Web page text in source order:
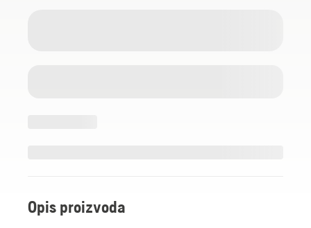
Opis proizvoda